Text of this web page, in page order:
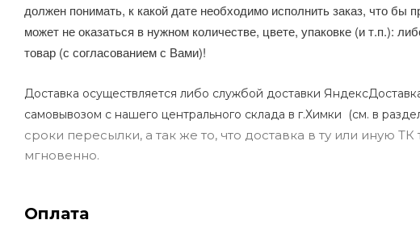
должен понимать, к какой дате необходимо исполнить заказ, что бы
может не оказаться в нужном количестве, цвете, упаковке (и т.п.):
товар (с согласованием с Вами)!
Доставка осуществляется либо службой доставки
самовывозом с нашего центрального склада в г.Химки (см. в
сроки пересылки, а так же то, что доставка в ту или иную
мгновенно.
Оплата